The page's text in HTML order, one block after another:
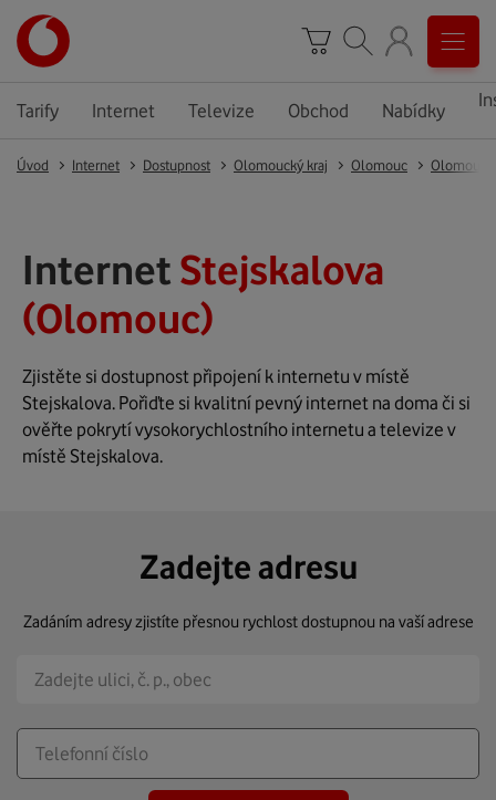
Tarify Internet Televize Obchod Nabídky
Úvod Internet Dostupnost Olomoucký kraj Olomouc Olomouc
Internet Stejskalova
(Olomouc)
Zjistěte si dostupnost připojení k internetu v místě
Stejskalova. Pořiďte si kvalitní pevný internet na doma či si
ověřte pokrytí vysokorychlostního internetu a televize v
místě Stejskalova.
Zadejte adresu
Zadáním adresy zjistíte přesnou rychlost dostupnou na vaší adrese